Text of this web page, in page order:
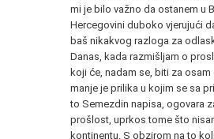
mi je bilo važno da ostanem u
Hercegovini duboko vjerujući
baš nikakvog razloga za
Danas, kada razmišljam o
koji će, nadam se, biti za
manje je prilika u kojim se sa
to Semezdin napisa, ogovara
prošlost, uprkos tome što
kontinentu. S obzirom na to